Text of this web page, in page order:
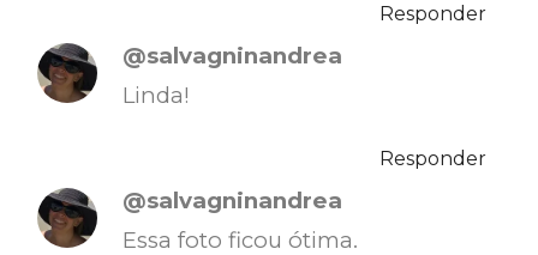
Responder
@salvagninandrea
Linda!
Responder
@salvagninandrea
Essa foto ficou ótima.